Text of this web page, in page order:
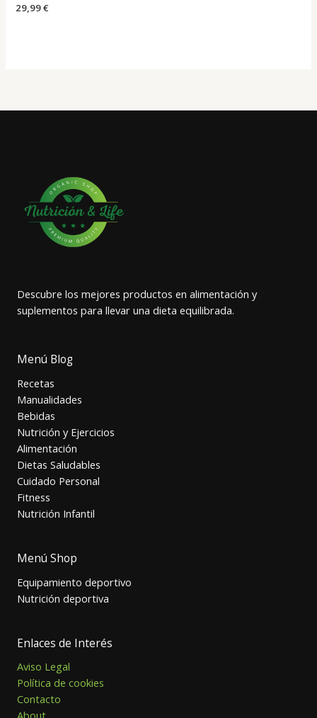
29,99€
Descubre los mejores productos en alimentación y
suplementos para llevar una dieta equilibrada.
Menú Blog
Recetas
Manualidades
Bebidas
Nutrición y Ejercicios
Alimentación
Dietas Saludables
Cuidado Personal
Fitness
Nutrición Infantil
Menú Shop
Equipamiento deportivo
Nutrición deportiva
Enlaces de Interés
Aviso Legal
Política de cookies
Contacto